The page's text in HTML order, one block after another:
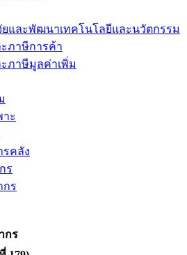
ยและพัฒนาเทคโนโลยีและนวัตกรรม
ภาษีการค้า
ภาษีมูลค่าเพิ่ม
ะ
รคลัง
ร
กร
กร